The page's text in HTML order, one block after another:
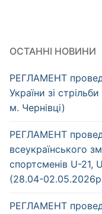
ОСТАННІ НОВИНИ
РЕГЛАМЕНТ
України зі
м. Чернівці)
РЕГЛАМЕНТ
всеукраїнського
спортсменів U-21,
(28.04-
РЕГЛАМЕНТ